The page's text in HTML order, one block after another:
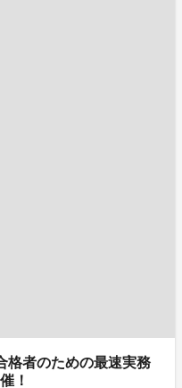
格者のための最速実務
！